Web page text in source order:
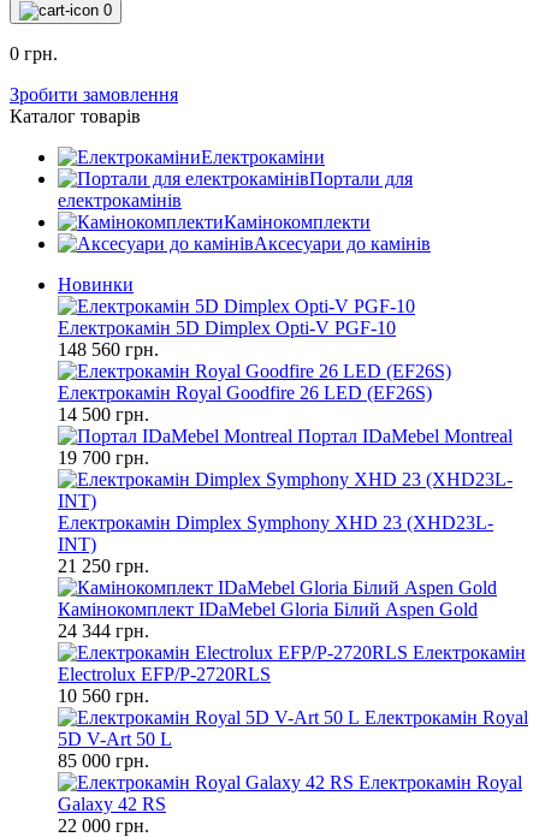
0
0 грн.
Зробити замовлення
Каталог товарів
Електрокаміни
Портали для
електрокамінів
Камінокомплекти
Аксесуари до камінів
Новинки
Електрокамін 5D Dimplex Opti-V PGF-10
148 560 грн.
Електрокамін Royal Goodfire 26 LED (EF26S)
14 500 грн.
Портал IDaMebel Montreal
19 700 грн.
Електрокамін Dimplex Symphony XHD 23 (XHD23L-
INT)
21 250 грн.
Камінокомплект IDaMebel Gloria Білий Aspen Gold
24 344 грн.
Електрокамін
Electrolux EFP/P-2720RLS
10 560 грн.
Електрокамін Royal
5D V-Art 50 L
85 000 грн.
Електрокамін Royal
Galaxy 42 RS
22 000 грн.